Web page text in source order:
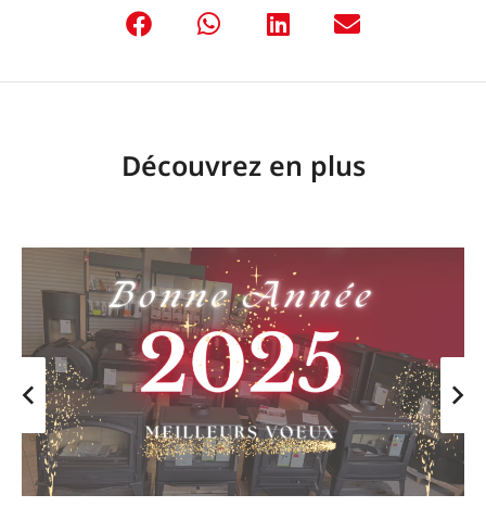
Découvrez en plus